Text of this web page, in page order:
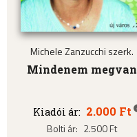
Michele Zanzucchi szerk.
Mindenem megvan
Kiadói ár: 2.000 Ft
Bolti ár: 2.500 Ft